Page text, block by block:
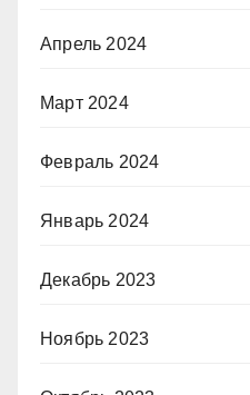
Апрель 2024
Март 2024
Февраль 2024
Январь 2024
Декабрь 2023
Ноябрь 2023